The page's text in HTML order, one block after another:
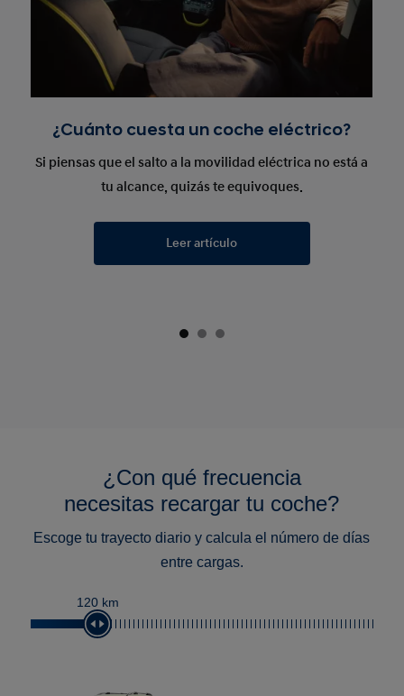
¿Cuánto cuesta un coche eléctrico?
Si piensas que el salto a la movilidad eléctrica no está a
tu alcance, quizás te equivoques.
Leer artículo
¿Con qué frecuencia
necesitas recargar tu coche?
Escoge tu trayecto diario y calcula el número de días
entre cargas.
120 km